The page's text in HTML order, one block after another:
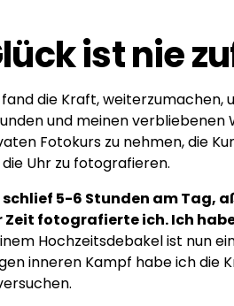
ist nie
die Kraft, weiterzumachen,
und meinen verbliebenen
Fotokurs zu nehmen, die
Uhr zu fotografieren.
schlief 5-6 Stunden am Tag,
Zeit fotografierte ich. Ich
Hochzeitsdebakel ist nun
inneren Kampf habe ich die